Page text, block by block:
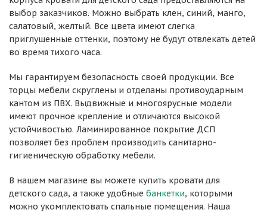
выбор заказчиков. Можно выбрать клен, синий, манго,
салатовый, желтый. Все цвета имеют слегка
приглушенные оттенки, поэтому не будут отвлекать детей
во время тихого часа.
Мы гарантируем безопасность своей продукции. Все
торцы мебели скруглены и отделаны противоударным
кантом из ПВХ. Выдвижные и многоярусные модели
имеют прочное крепление и отличаются высокой
устойчивостью. Ламинированное покрытие ДСП
позволяет без проблем производить санитарно-
гигиеническую обработку мебели.
В нашем магазине вы можете купить кровати для
детского сада, а также удобные банкетки, которыми
можно укомплектовать спальные помещения. Наша